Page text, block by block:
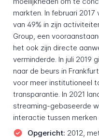
markten. In februari
van 49% in zijn
Group, een
het ook zijn directe
verminderde. In juli 2019
naar de beurs in
voor meer institutioneel
transparantie. In 2021
streaming-gebaseerde
interactie tussen merken
Opgericht: 2012,